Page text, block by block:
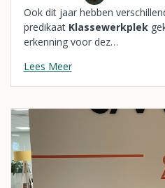
Ook dit jaar hebben
predikaat Klassewerkplek
erkenning voor dez…
Lees Meer